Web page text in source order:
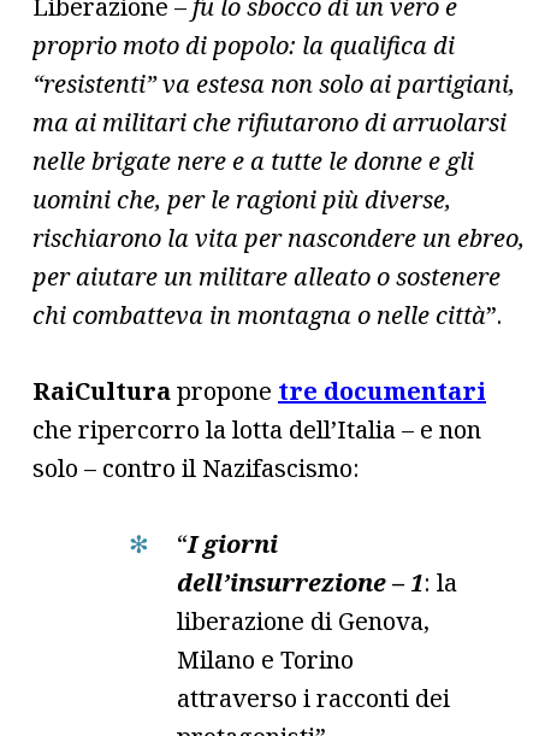
Liberazione – fu lo sbocco di un vero e
proprio moto di popolo: la qualifica di
“resistenti” va estesa non solo ai partigiani,
ma ai militari che rifiutarono di arruolarsi
nelle brigate nere e a tutte le donne e gli
uomini che, per le ragioni più diverse,
rischiarono la vita per nascondere un ebreo,
per aiutare un militare alleato o sostenere
chi combatteva in montagna o nelle città”.
RaiCulturapropone tre documentari
che ripercorro la lotta dell’Italia – e non
solo – contro il Nazifascismo:
“I giorni
dell’insurrezione – 1: la
liberazione di Genova,
Milano e Torino
attraverso i racconti dei